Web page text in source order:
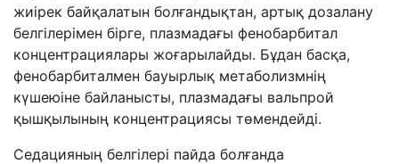
жиірек байқалатын болғандықтан, артық дозалану
белгілерімен бірге, плазмадағы фенобарбитал
концентрациялары жоғарылайды. Бұдан басқа,
фенобарбиталмен бауырлық метаболизмнің
күшеюіне байланысты, плазмадағы вальпрой
қышқылының концентрациясы төмендейді.
Седацияның белгілері пайда болғанда